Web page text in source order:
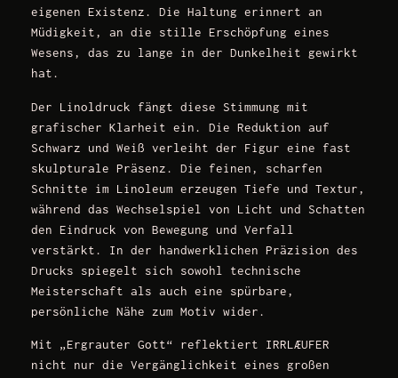
eigenen Existenz. Die Haltung erinnert an
Müdigkeit, an die stille Erschöpfung eines
Wesens, das zu lange in der Dunkelheit gewirkt
hat.
Der Linoldruck fängt diese Stimmung mit
grafischer Klarheit ein. Die Reduktion auf
Schwarz und Weiß verleiht der Figur eine fast
skulpturale Präsenz. Die feinen, scharfen
Schnitte im Linoleum erzeugen Tiefe und Textur,
während das Wechselspiel von Licht und Schatten
den Eindruck von Bewegung und Verfall
verstärkt. In der handwerklichen Präzision des
Drucks spiegelt sich sowohl technische
Meisterschaft als auch eine spürbare,
persönliche Nähe zum Motiv wider.
Mit „Ergrauter Gott“ reflektiert IRRLÆUFER
nicht nur die Vergänglichkeit eines großen